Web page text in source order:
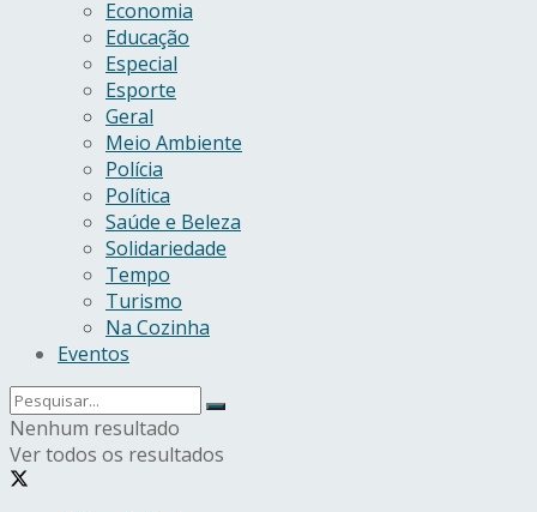
Economia
Educação
Especial
Esporte
Geral
Meio Ambiente
Polícia
Política
Saúde e Beleza
Solidariedade
Tempo
Turismo
Na Cozinha
Eventos
Nenhum resultado
Ver todos os resultados